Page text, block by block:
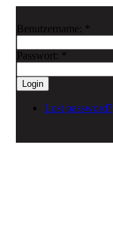
Benutzername: *
Passwort: *
Lost password?